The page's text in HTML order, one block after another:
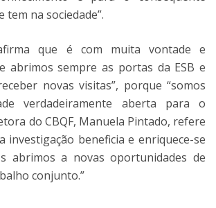
tem na sociedade”.
que é com muita vontade e
abrimos sempre as portas da ESB e
novas visitas”, porque “somos
verdadeiramente aberta para o
do CBQF, Manuela Pintado, refere
investigação beneficia e enriquece-se
abrimos a novas oportunidades de
conjunto.”